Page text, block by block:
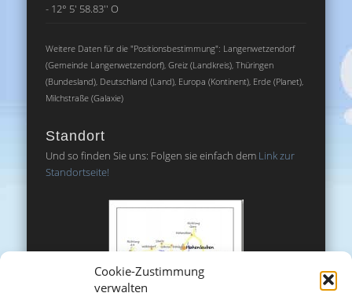
Cookie-Zustimmung
verwalten
- 12° 5' 58.83'' O
Weitere Daten für die "Positionsbestimmung": Langenwetzendorf
(Gemeinde Langenwetzendorf), Greiz (Landkreis), Thüringen
(Bundesland), Deutschland (Land), Europa (Kontinent), Erde (Planet),
Milchstraße (Galaxie)
Standort
Und so finden Sie uns: Folgen sie einfach dem Link zur
Standortseite!